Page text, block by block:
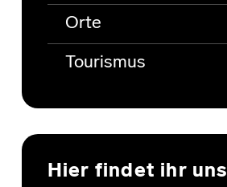
Orte
Tourismus
Hier findet ihr uns